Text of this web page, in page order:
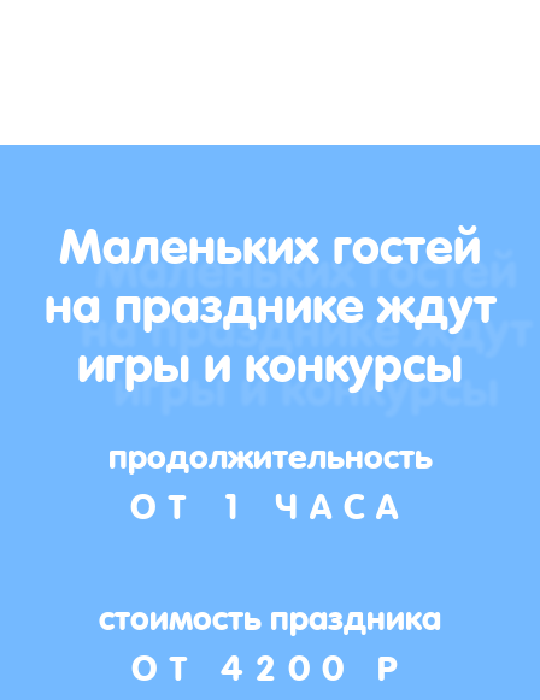
Маленьких гостей
на празднике ждут
игры и конкурсы
продолжительность
ОТ 1 ЧАСА
стоимость праздника
ОТ 4200 Р